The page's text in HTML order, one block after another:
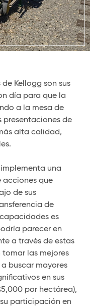
Kellogg son sus
día para que la
a la mesa de
presentaciones de
alta calidad,
una
que
de sus
de
es
parecer en
a través de estas
las mejores
buscar mayores
en sus
por hectárea),
participación en